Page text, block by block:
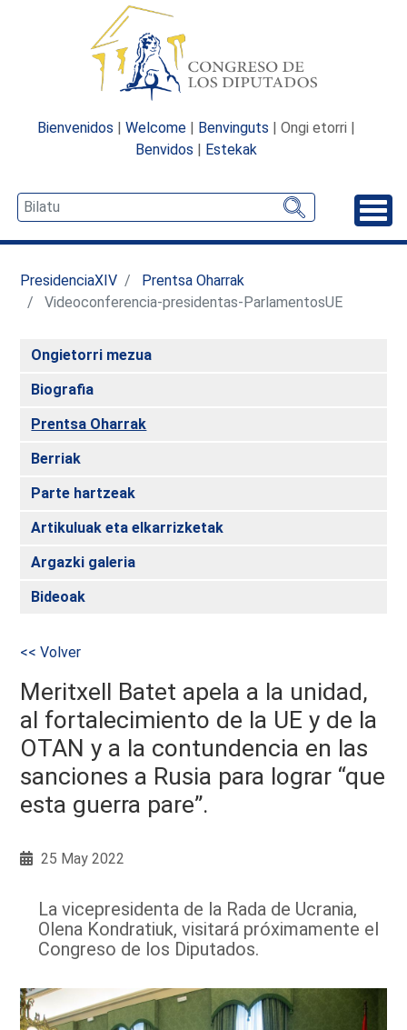
Bienvenidos | Welcome | Benvinguts | Ongi etorri |
Benvidos | Estekak
PresidenciaXIV
Prentsa Oharrak
Videoconferencia-presidentas-ParlamentosUE
Ongietorri mezua
Biografia
Prentsa Oharrak
Berriak
Parte hartzeak
Artikuluak eta elkarrizketak
Argazki galeria
Bideoak
<< Volver
Meritxell Batet apela a la unidad,
al fortalecimiento de la UE y de la
OTAN y a la contundencia en las
sanciones a Rusia para lograr “que
esta guerra pare”.
25 May 2022
La vicepresidenta de la Rada de Ucrania,
Olena Kondratiuk, visitará próximamente el
Congreso de los Diputados.